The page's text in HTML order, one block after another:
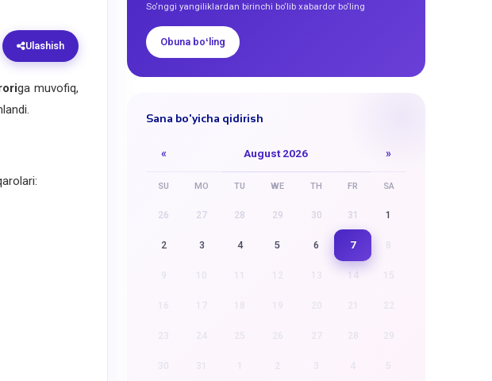
Ulashish
ga muvofiq,
So‘nggi yangiliklardan birinchi bo‘lib xabardor bo‘ling
Obuna boʻling
Sana bo'yicha qidirish
« August 2026 »
SU MO TU WE TH FR SA
26 27 28 29 30 31 1
2 3 4 5 6 7
14 15
21 22
27 28 29
3 4 5